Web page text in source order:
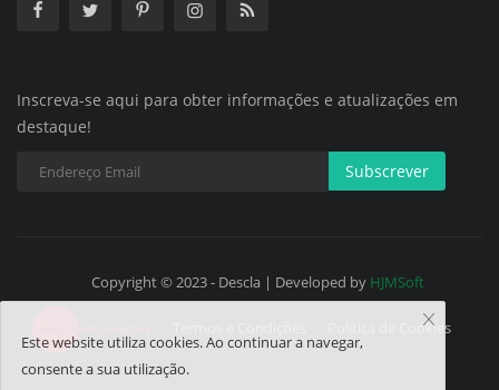
Inscreva-se aqui para obter informações e atualizações em
destaque!
Subscrever
Copyright © 2023 - Descla | Developed by HJMSoft
Política de Cookies
Este website utiliza cookies. Ao continuar a navegar,
consente a sua utilização.